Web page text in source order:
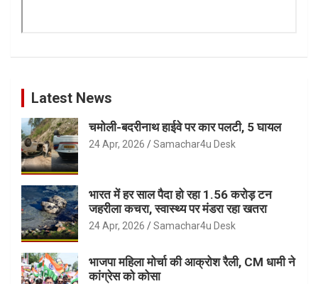
Latest News
चमोली-बदरीनाथ हाईवे पर कार पलटी, 5 घायल
24 Apr, 2026 Samachar4u Desk
भारत में हर साल पैदा हो रहा 1.56 करोड़ टन
जहरीला कचरा, स्वास्थ्य पर मंडरा रहा खतरा
24 Apr, 2026 Samachar4u Desk
भाजपा महिला मोर्चा की आक्रोश रैली, CM धामी ने
कांग्रेस को कोसा